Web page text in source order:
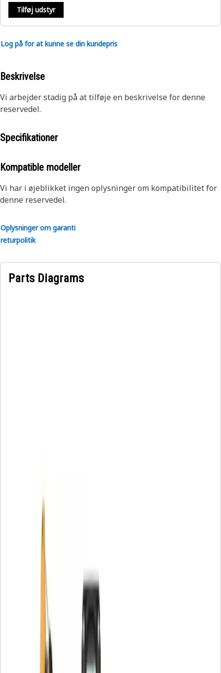
Tilføj udstyr
Log på for at kunne se din kundepris
Beskrivelse
Vi arbejder stadig på at tilføje en beskrivelse for denne
reservedel.
Specifikationer
Kompatible modeller
Vi har i øjeblikket ingen oplysninger om kompatibilitet for
denne reservedel.
Oplysninger om garanti
returpolitik
Parts Diagrams